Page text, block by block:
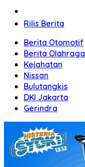
Rilis Berita
Berita Otomotif
Berita Olahraga
Kejahatan
Nissan
Bulutangkis
DKI Jakarta
Gerindra